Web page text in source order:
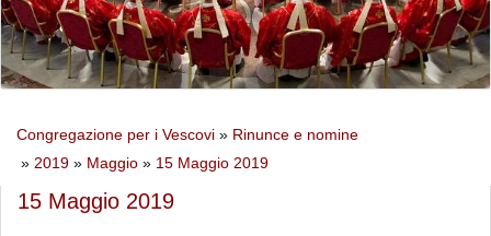
Congregazione per i Vescovi » Rinunce e nomine
» 2019 » Maggio » 15 Maggio 2019
15 Maggio 2019